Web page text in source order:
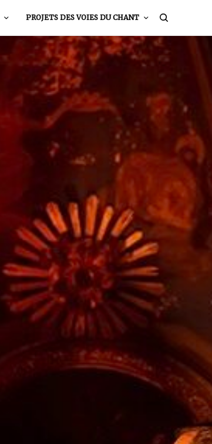
PROJETS DES VOIES DU CHANT